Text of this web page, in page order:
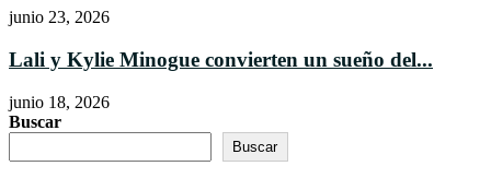
junio 23, 2026
Lali y Kylie Minogue convierten un sueño del...
junio 18, 2026
Buscar
Buscar